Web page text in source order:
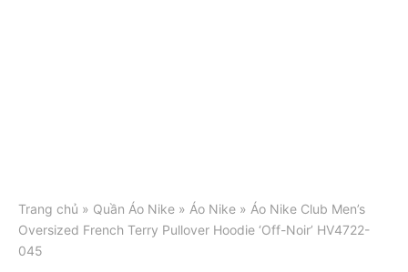
Trang chủ » Quần Áo Nike » Áo Nike » Áo Nike Club Men’s
Oversized French Terry Pullover Hoodie ‘Off-Noir’ HV4722-
045